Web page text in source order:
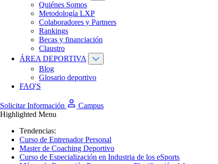
Quiénes Somos
Metodología LXP
Colaboradores y Partners
Rankings
Becas y financiación
Claustro
ÁREA DEPORTIVA
Blog
Glosario deportivo
FAQ'S
Solicitar Información
Campus
Highlighted Menu
Tendencias:
Curso de Entrenador Personal
Master de Coaching Deportivo
Curso de Especialización en Industria de los eSports